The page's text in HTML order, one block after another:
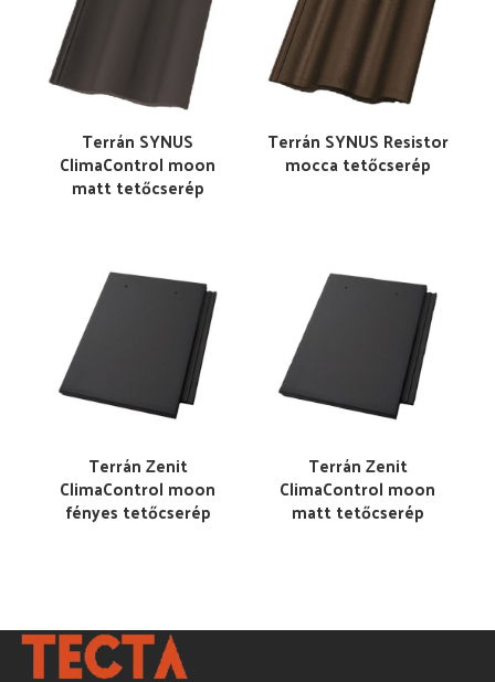
Terrán SYNUS
ClimaControl moon
matt tetőcserép
Terrán SYNUS Resistor
mocca tetőcserép
Terrán Zenit
ClimaControl moon
fényes tetőcserép
Terrán Zenit
ClimaControl moon
matt tetőcserép